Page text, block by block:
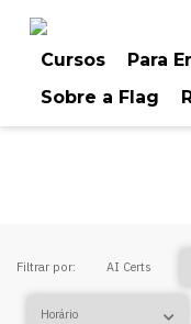
Cursos Para
Sobre a Flag
AI Certs
Filtrar por: AI Certs